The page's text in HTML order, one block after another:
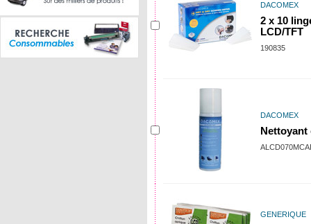
DACOMEX
2 x 10
LCD/TFT
190835
DACOMEX
Nettoyant
GENERIQUE